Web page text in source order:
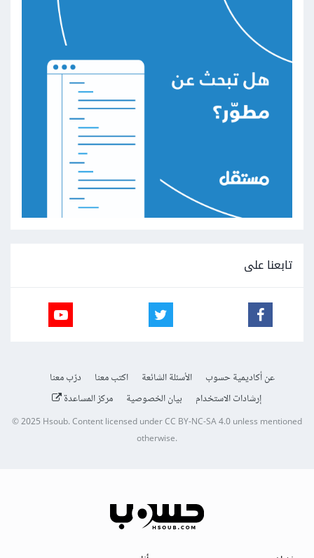
تابعنا على
عن أكاديمية حسوب الأسئلة الشائعة اكتب معنا
درّب معنا
إرشادات الاستخدام
بيان الخصوصية مركز المساعدة
© 2025Hsoub.Content licensed underCC BY-NC-SA 4.0unless mentioned
otherwise.